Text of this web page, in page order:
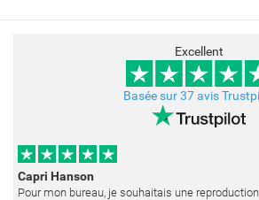
Excellent
Basée sur 37 avis
Capri Hanson
Pour mon bureau, je souhaitais une